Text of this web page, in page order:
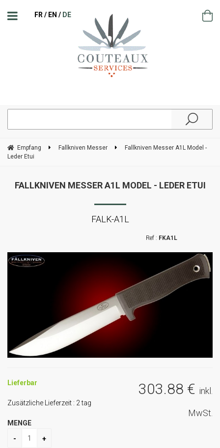
FR EN DE
Empfang Fallkniven Messer
Fallkniven Messer A1L Model -
Leder Etui
FALLKNIVEN MESSER A1L MODEL - LEDER ETUI
FALK-A1L
FKA1L
303.88 € inkl.
MwSt.
Lieferbar
Zusätzliche Lieferzeit : 2tag
MENGE